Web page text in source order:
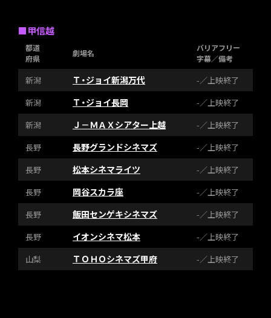
■甲信越
都道
府県
劇場名
バリアフリー
字幕／備考
新潟 Ｔ・ジョイ新潟万代
-／上映終了
新潟
Ｔ・ジョイ長岡
-／上映終了
新潟
Ｊ－ＭＡＸシアター上越
-／上映終了
長野
長野グランドシネマズ
-／上映終了
長野
松本シネマライツ
-／上映終了
長野
岡谷スカラ座
-／上映終了
長野
飯田センゲキシネマズ
-／上映終了
長野
イオンシネマ松本
-／上映終了
山梨
ＴＯＨＯシネマズ甲府 -／上映終了